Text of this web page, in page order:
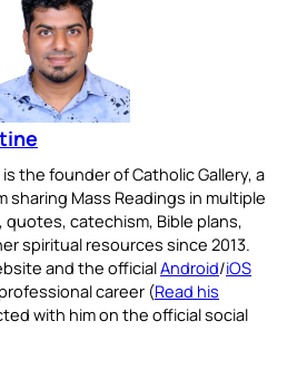
the founder of Catholic Gallery, a
sharing Mass Readings in multiple
quotes, catechism, Bible plans,
spiritual resources since 2013.
and the officialAndroid/iOS
career (Read his
with him on the official social